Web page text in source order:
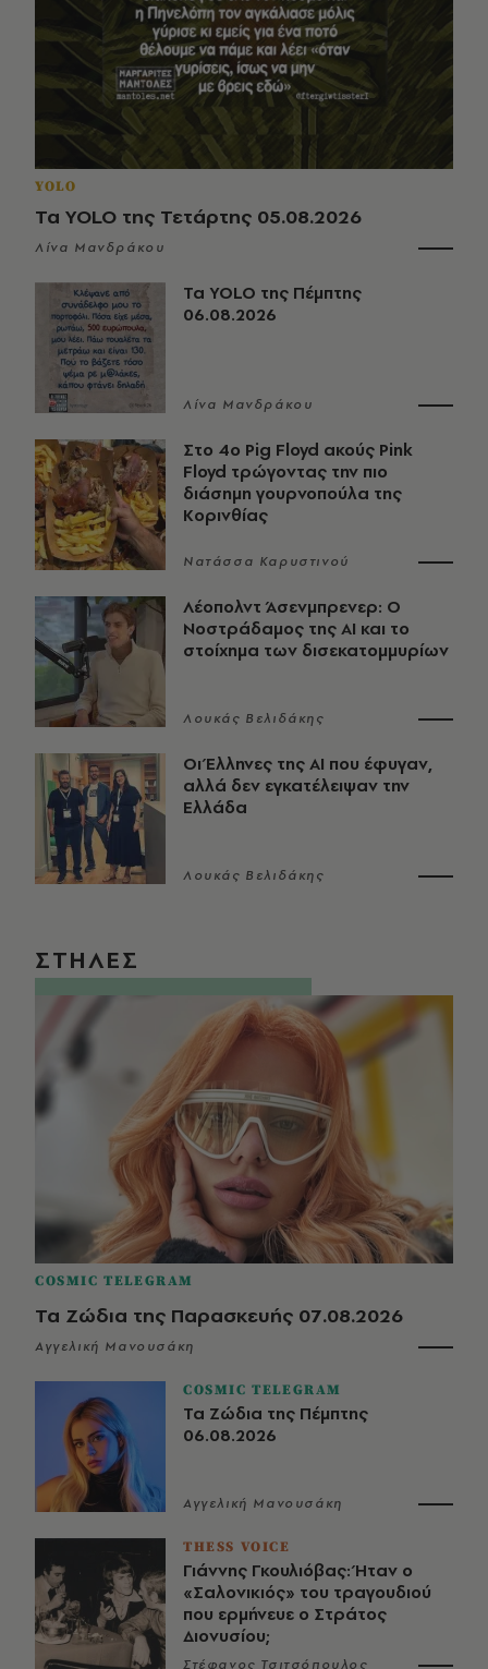
YOLO
Τα YOLO της Τετάρτης 05.08.2026
Λίνα Μανδράκου
Τα YOLO της Πέμπτης
06.08.2026
Λίνα Μανδράκου
Στο 4ο Pig Floyd ακούς Pink
Floyd τρώγοντας την πιο
διάσημη γουρνοπούλα της
Κορινθίας
Νατάσσα Καρυστινού
Λέοπολντ Άσενμπρενερ: Ο
Νοστράδαμος της AI και το
στοίχημα των δισεκατομμυρίων
Λουκάς Βελιδάκης
Οι Έλληνες της ΑΙ που έφυγαν,
αλλά δεν εγκατέλειψαν την
Ελλάδα
Λουκάς Βελιδάκης
ΣΤΗΛΕΣ
COSMIC TELEGRAM
Τα Ζώδια της Παρασκευής 07.08.2026
Αγγελική Μανουσάκη
COSMIC TELEGRAM
Τα Ζώδια της Πέμπτης
06.08.2026
Αγγελική Μανουσάκη
THESS VOICE
Γιάννης Γκουλιόβας: Ήταν ο
«Σαλονικιός» του τραγουδιού
που ερμήνευε ο Στράτος
Διονυσίου;
Στέφανος Τσιτσόπουλος